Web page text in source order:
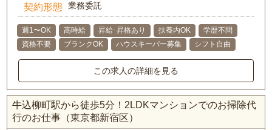
契約形態 業務委託
週1〜OK 高時給 昇給･昇格あり 扶養内OK
学歴不問
資格不要
ブランクOK ハウスキーパー募集 シフト自由
この求人の詳細を見る
牛込柳町駅から徒歩5分！2LDKマンションでのお掃除代
行のお仕事（東京都新宿区）